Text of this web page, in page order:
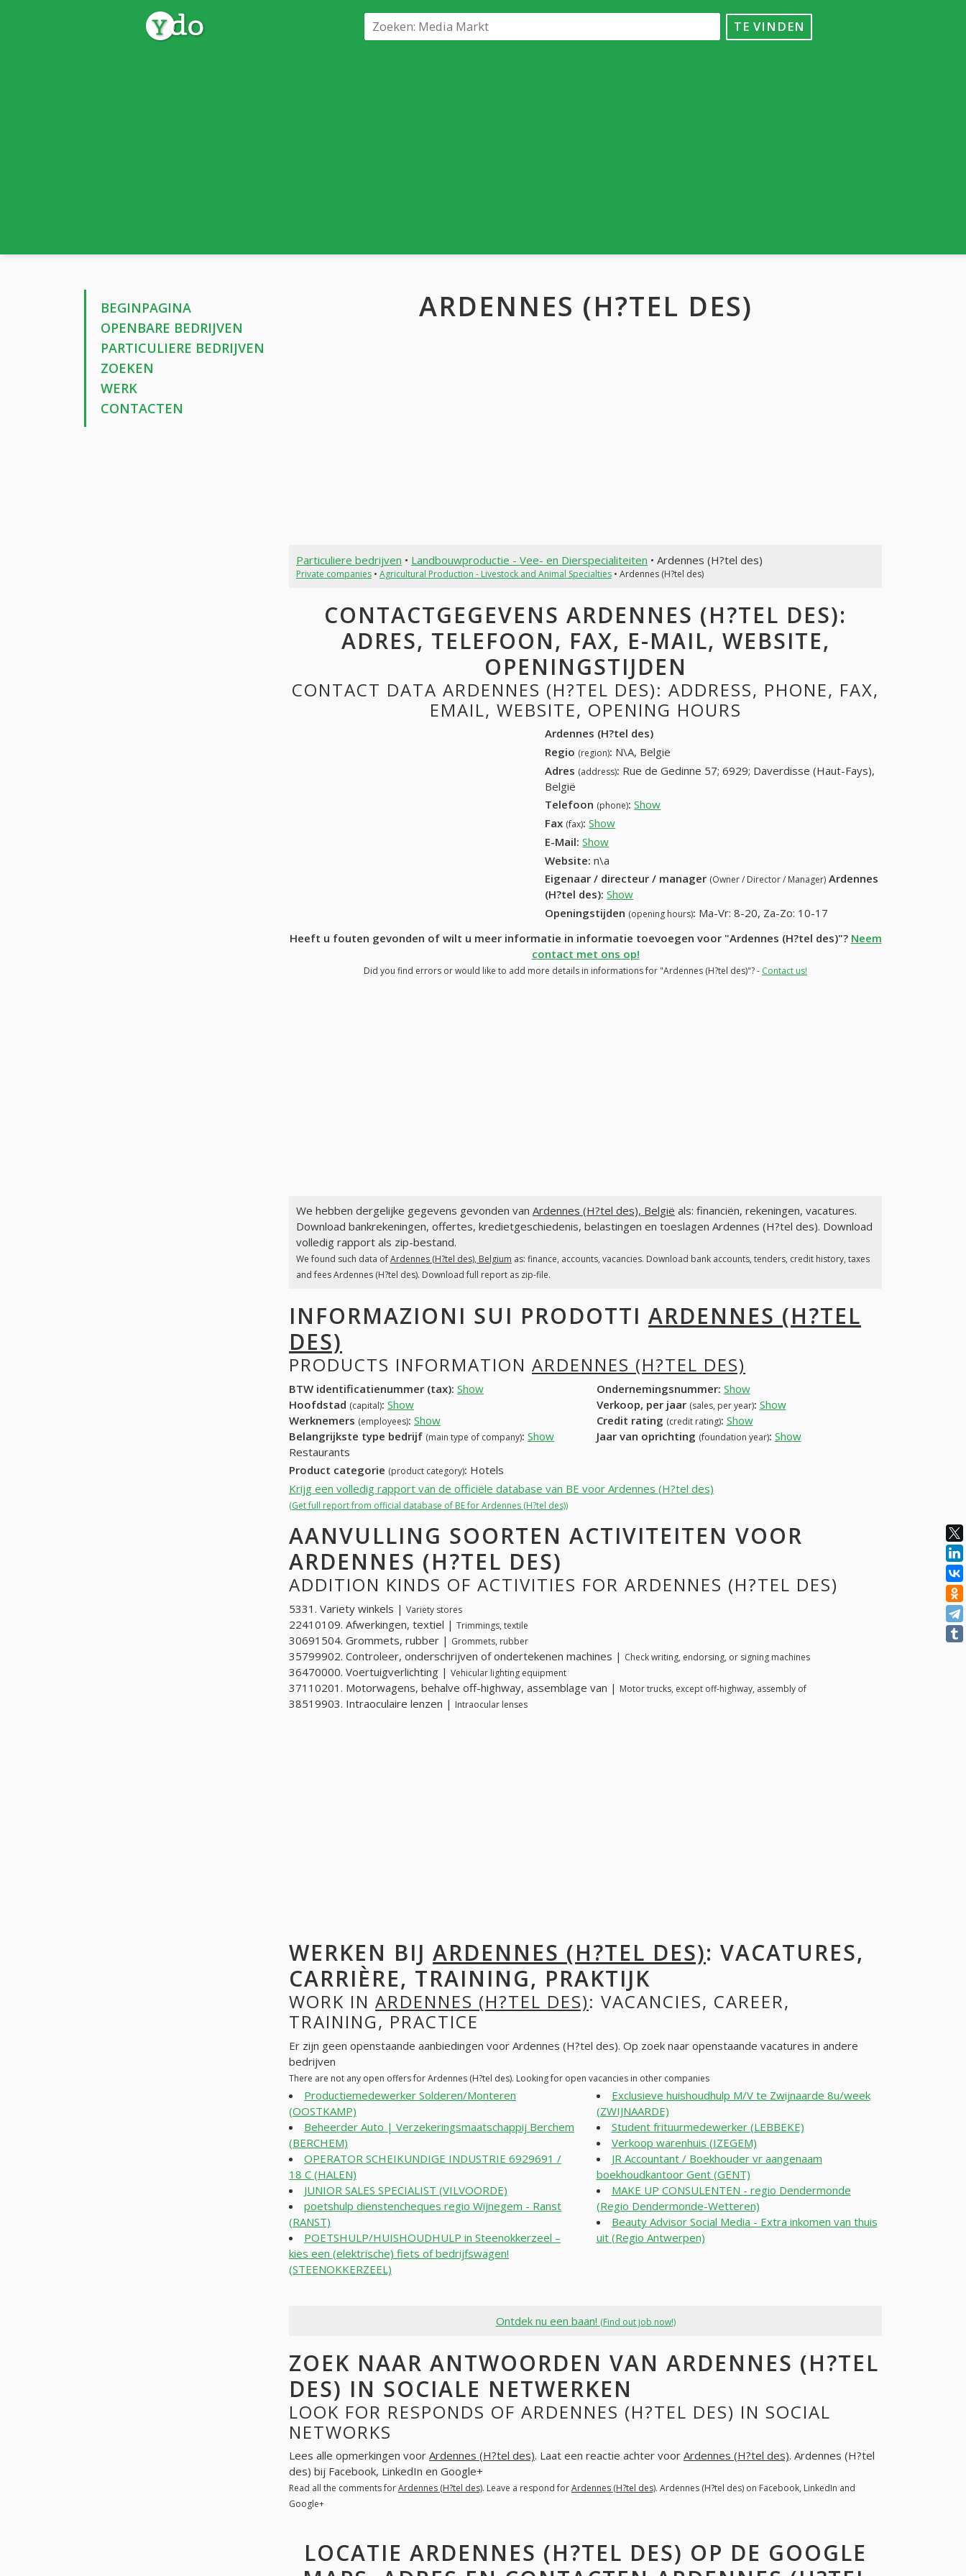
TE VINDEN
BEGINPAGINA
OPENBARE BEDRIJVEN
PARTICULIERE BEDRIJVEN
ZOEKEN
WERK
CONTACTEN
ARDENNES (H?TEL DES)
Particuliere bedrijven • Landbouwproductie - Vee- en Dierspecialiteiten • Ardennes (H?tel des)
Private companies• Agricultural Production - Livestock and Animal Specialties• Ardennes (H?tel des)
CONTACTGEGEVENS ARDENNES (H?TEL DES):
ADRES, TELEFOON, FAX, E-MAIL, WEBSITE,
OPENINGSTIJDEN
CONTACT DATA ARDENNES (H?TEL DES): ADDRESS, PHONE, FAX,
EMAIL, WEBSITE, OPENING HOURS
Ardennes (H?tel des)
Regio (region): N\A, België
Adres (address): Rue de Gedinne 57; 6929; Daverdisse (Haut-Fays),
België
Telefoon (phone): Show
Fax (fax): Show
E-Mail: Show
Website: n\a
Eigenaar / directeur / manager (Owner / Director / Manager) Ardennes
(H?tel des): Show
Openingstijden (opening hours): Ma-Vr: 8-20, Za-Zo: 10-17
Heeft u fouten gevonden of wilt u meer informatie in informatie toevoegen voor "Ardennes (H?tel des)"? Neem
contact met ons op!
Did you find errors or would like to add more details in informations for "Ardennes (H?tel des)"? - Contact us!
We hebben dergelijke gegevens gevonden van Ardennes (H?tel des), België als: financiën, rekeningen, vacatures.
Download bankrekeningen, offertes, kredietgeschiedenis, belastingen en toeslagen Ardennes (H?tel des). Download
volledig rapport als zip-bestand.
We found such data ofArdennes (H?tel des), Belgium as: finance, accounts, vacancies. Download bank accounts, tenders, credit history, taxes
and fees Ardennes (H?tel des). Download full report as zip-file.
INFORMAZIONI SUI PRODOTTI ARDENNES (H?TEL
DES)
PRODUCTS INFORMATION ARDENNES (H?TEL DES)
BTW identificatienummer (tax): Show Ondernemingsnummer: Show
Hoofdstad (capital): Show Verkoop, per jaar (sales, per year): Show
Werknemers (employees): Show Credit rating (credit rating): Show
Belangrijkste type bedrijf (main type of company): Show Jaar van oprichting (foundation year): Show
Restaurants
Product categorie (product category): Hotels
Krijg een volledig rapport van de officiële database van BE voor Ardennes (H?tel des)
(Get full report from official database of BE for Ardennes (H?tel des))
AANVULLING SOORTEN ACTIVITEITEN VOOR
ARDENNES (H?TEL DES)
ADDITION KINDS OF ACTIVITIES FOR ARDENNES (H?TEL DES)
5331. Variety winkels | Variety stores
22410109. Afwerkingen, textiel | Trimmings, textile
30691504. Grommets, rubber | Grommets, rubber
35799902. Controleer, onderschrijven of ondertekenen machines | Check writing, endorsing, or signing machines
36470000. Voertuigverlichting | Vehicular lighting equipment
37110201. Motorwagens, behalve off-highway, assemblage van | Motor trucks, except off-highway, assembly of
38519903. Intraoculaire lenzen | Intraocular lenses
WERKEN BIJ ARDENNES (H?TEL DES): VACATURES,
CARRIÈRE, TRAINING, PRAKTIJK
WORK IN ARDENNES (H?TEL DES): VACANCIES, CAREER,
TRAINING, PRACTICE
Er zijn geen openstaande aanbiedingen voor Ardennes (H?tel des). Op zoek naar openstaande vacatures in andere
bedrijven
There are not any open offers for Ardennes (H?tel des). Looking for open vacancies in other companies
Productiemedewerker Solderen/Monteren
(OOSTKAMP)
Beheerder Auto | Verzekeringsmaatschappij Berchem
(BERCHEM)
OPERATOR SCHEIKUNDIGE INDUSTRIE 6929691 /
18 C (HALEN)
JUNIOR SALES SPECIALIST (VILVOORDE)
poetshulp dienstencheques regio Wijnegem - Ranst
(RANST)
POETSHULP/HUISHOUDHULP in Steenokkerzeel –
kies een (elektrische) fiets of bedrijfswagen!
(STEENOKKERZEEL)
Exclusieve huishoudhulp M/V te Zwijnaarde 8u/week
(ZWIJNAARDE)
Student frituurmedewerker (LEBBEKE)
Verkoop warenhuis (IZEGEM)
JR Accountant / Boekhouder vr aangenaam
boekhoudkantoor Gent (GENT)
MAKE UP CONSULENTEN - regio Dendermonde
(Regio Dendermonde-Wetteren)
Beauty Advisor Social Media - Extra inkomen van thuis
uit (Regio Antwerpen)
Ontdek nu een baan! (Find out job now!)
ZOEK NAAR ANTWOORDEN VAN ARDENNES (H?TEL
DES) IN SOCIALE NETWERKEN
LOOK FOR RESPONDS OF ARDENNES (H?TEL DES) IN SOCIAL
NETWORKS
Lees alle opmerkingen voor Ardennes (H?tel des). Laat een reactie achter voor Ardennes (H?tel des). Ardennes (H?tel
des) bij Facebook, LinkedIn en Google+
Read all the comments forArdennes (H?tel des). Leave a respond forArdennes (H?tel des). Ardennes (H?tel des) on Facebook, LinkedIn and
Google+
LOCATIE ARDENNES (H?TEL DES) OP DE GOOGLE